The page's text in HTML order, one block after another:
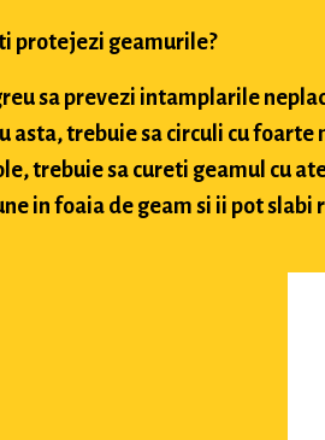
protejezi geamurile?
sa prevezi intamplarile
asta, trebuie sa circuli cu
trebuie sa cureti geamul cu
in foaia de geam si ii pot slabi